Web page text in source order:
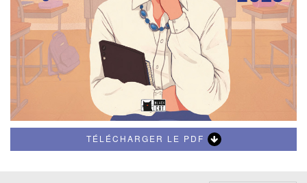
TÉLÉCHARGER LE PDF